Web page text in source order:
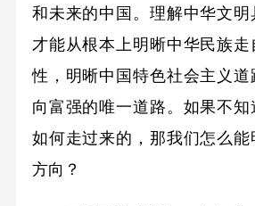
和未来的中国。理解中华文明
才能从根本上明晰中华民族
性，明晰中国特色社会主义道
向富强的唯一道路。如果不
如何走过来的，那我们怎么
方向？